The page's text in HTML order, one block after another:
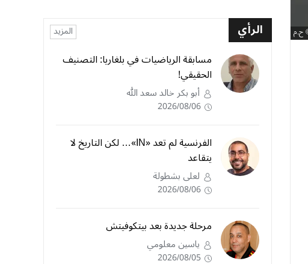
ح.م الرأي المزيد
مسابقة الرياضيات في بلغاريا: التصنيف
الحقيقي!
أبو بكر خالد سعد الله
2026/08/06
الفرنسية لم تعد «IN»… لكن التاريخ لا
يتقاعد
لعلى بشطولة
2026/08/06
مرحلة جديدة بعد بيتكوفيتش
ياسين معلومي
2026/08/05